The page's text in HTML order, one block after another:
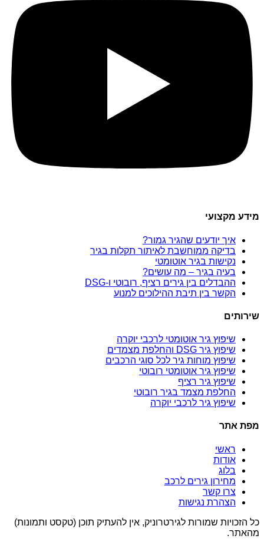
מידע מקצועי
איך יודעים שהגיר גמור?
בדיקה ממוחשבת לאיתור תקלות בגיר
נקישות בגיר אוטומטי
בעיה בגיר – מה עושים?
ההבדלים בין גירים רציף, רובוטי ו-DSG
הקשר בין תיבת ההילוכים למנוע
שירותים
שיפוץ גיר אוטומטי לרכבי יוקרה
שיפוץ גיר DSG והחלפת מצמדים
שיפוץ מוחות גיר לכל סוגי הרכבים
שיפוץ גיר אוטומטי רובוטי
שיפוץ גיר רציף
החלפת מצמד בגיר רובוטי
שיפוץ גיר לרכבי יוקרה
מפת אתר
ראשי
אודות
בלוג
מחירון גירים לרכב
צרו קשר
הצהרת נגישות
כל הזכויות שמורות לגירטרוניק, אין להעתיק תוכן (טקסט ותמונות)
מהאתר.